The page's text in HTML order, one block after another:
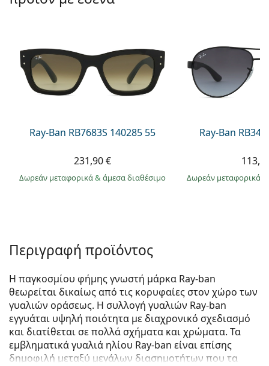
Persol
Όλες οι μάρκες
Ray-Ban RB7683S 140285 55
231,90 €
Δωρεάν μεταφορικά& άμεσα διαθέσιμο
Ray-Ban
Δωρεάν μεταφορικά
Περιγραφή προϊόντος
Η παγκοσμίου φήμης γνωστή μάρκα Ray-ban
θεωρείται δικαίως από τις κορυφαίες στον χώρο των
γυαλιών οράσεως. Η συλλογή γυαλιών Ray-ban
εγγυάται υψηλή ποιότητα με διαχρονικό σχεδιασμό
και διατίθεται σε πολλά σχήματα και χρώματα. Τα
εμβληματικά γυαλιά ηλίου Ray-ban είναι επίσης
δημοφιλή μεταξύ μεγάλων διασημοτήτων που τα